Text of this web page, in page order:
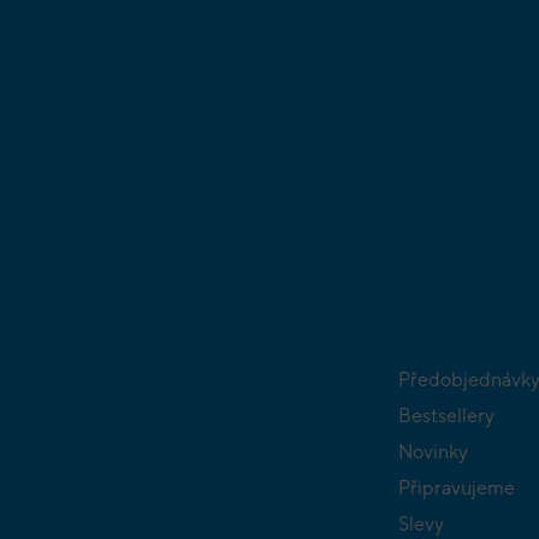
Předobjednávky
Bestsellery
Novinky
Připravujeme
Slevy